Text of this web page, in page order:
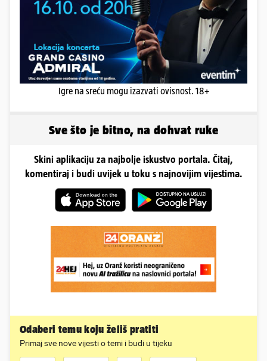
Igre na sreću mogu izazvati ovisnost. 18+
Sve što je bitno, na dohvat ruke
Skini aplikaciju za najbolje iskustvo portala. Čitaj,
komentiraj i budi uvijek u toku s najnovijim vijestima.
Odaberi temu koju želiš pratiti
Primaj sve nove vijesti o temi i budi u tijeku